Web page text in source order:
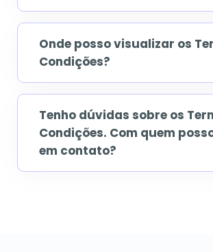
Onde posso visualizar os
Condições?
Tenho dúvidas sobre os
Condições. Com quem
em contato?